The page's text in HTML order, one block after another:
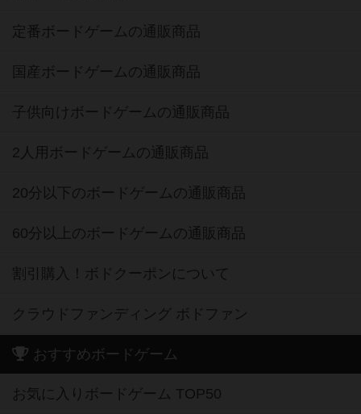
定番ボードゲームの通販商品
国産ボードゲームの通販商品
子供向けボードゲームの通販商品
2人用ボードゲームの通販商品
20分以下のボードゲームの通販商品
60分以上のボードゲームの通販商品
割引購入！ボドクーポンについて
クラウドファンディング ボドファン
おすすめボードゲーム
お気に入りボードゲーム TOP50